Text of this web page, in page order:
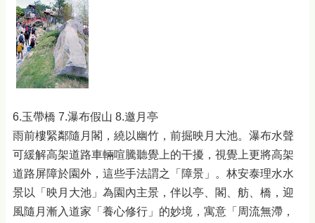
6.玉帶橋 7.瀑布假山 8.邀月亭
雨前樓緊鄰隨月閣，繞以幽竹，前掘映月大池。瀑布水聲
可緩解高架道路車輛喧騰聽覺上的干擾，視覺上更將高架
道路屏障於園外，這些手法謂之「障景」。林安泰理水水
景以「映月大池」為園內主景，伴以亭、閣、舫、橋，迎
風隨月漸入道家「養心修行」的妙境，寓意「周流無滯，